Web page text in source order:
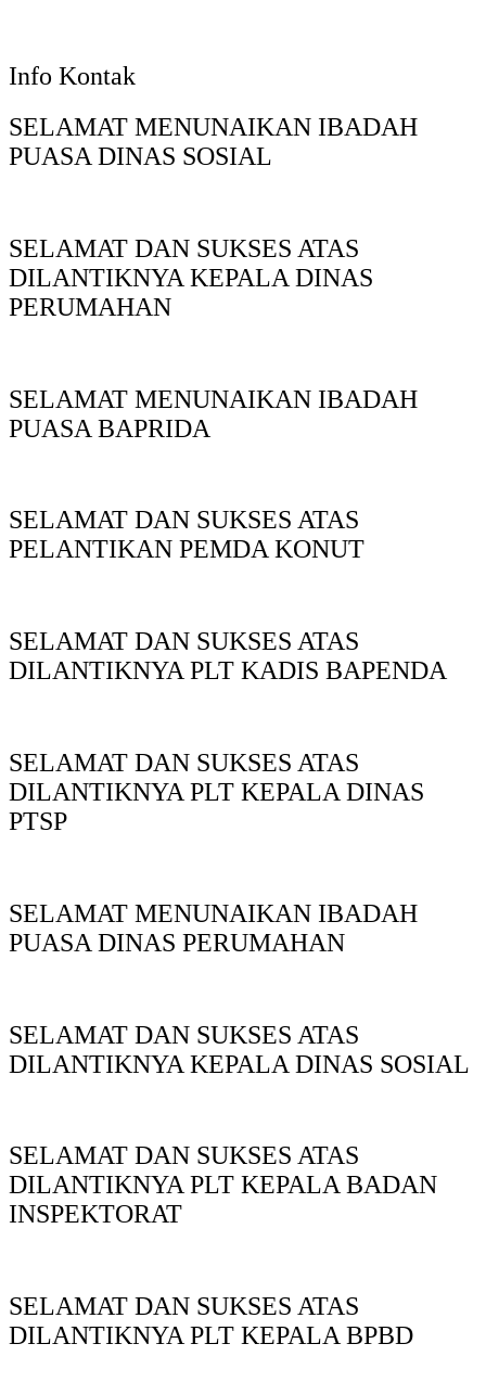
Info Kontak
SELAMAT MENUNAIKAN IBADAH
PUASA DINAS SOSIAL
SELAMAT DAN SUKSES ATAS
DILANTIKNYA KEPALA DINAS
PERUMAHAN
SELAMAT MENUNAIKAN IBADAH
PUASA BAPRIDA
SELAMAT DAN SUKSES ATAS
PELANTIKAN PEMDA KONUT
SELAMAT DAN SUKSES ATAS
DILANTIKNYA PLT KADIS BAPENDA
SELAMAT DAN SUKSES ATAS
DILANTIKNYA PLT KEPALA DINAS
PTSP
SELAMAT MENUNAIKAN IBADAH
PUASA DINAS PERUMAHAN
SELAMAT DAN SUKSES ATAS
DILANTIKNYA KEPALA DINAS SOSIAL
SELAMAT DAN SUKSES ATAS
DILANTIKNYA PLT KEPALA BADAN
INSPEKTORAT
SELAMAT DAN SUKSES ATAS
DILANTIKNYA PLT KEPALA BPBD